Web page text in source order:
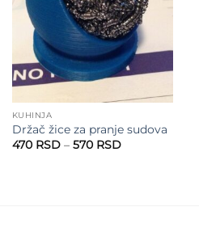
KUHINJA
Držač žice za pranje sudova
470 RSD – 570 RSDRaspon